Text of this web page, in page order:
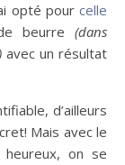
opté pour celle
beurre (dans
avec un résultat
d’ailleurs
Mais avec le
on se